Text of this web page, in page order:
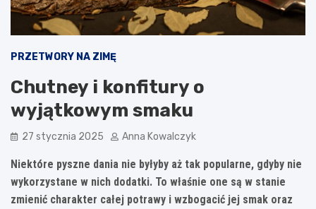
PRZETWORY NA ZIMĘ
Chutney i konfitury o
wyjątkowym smaku
27 stycznia 2025 Anna Kowalczyk
Niektóre pyszne dania nie byłyby aż tak popularne, gdyby nie
wykorzystane w nich dodatki. To właśnie one są w stanie
zmienić charakter całej potrawy i wzbogacić jej smak oraz